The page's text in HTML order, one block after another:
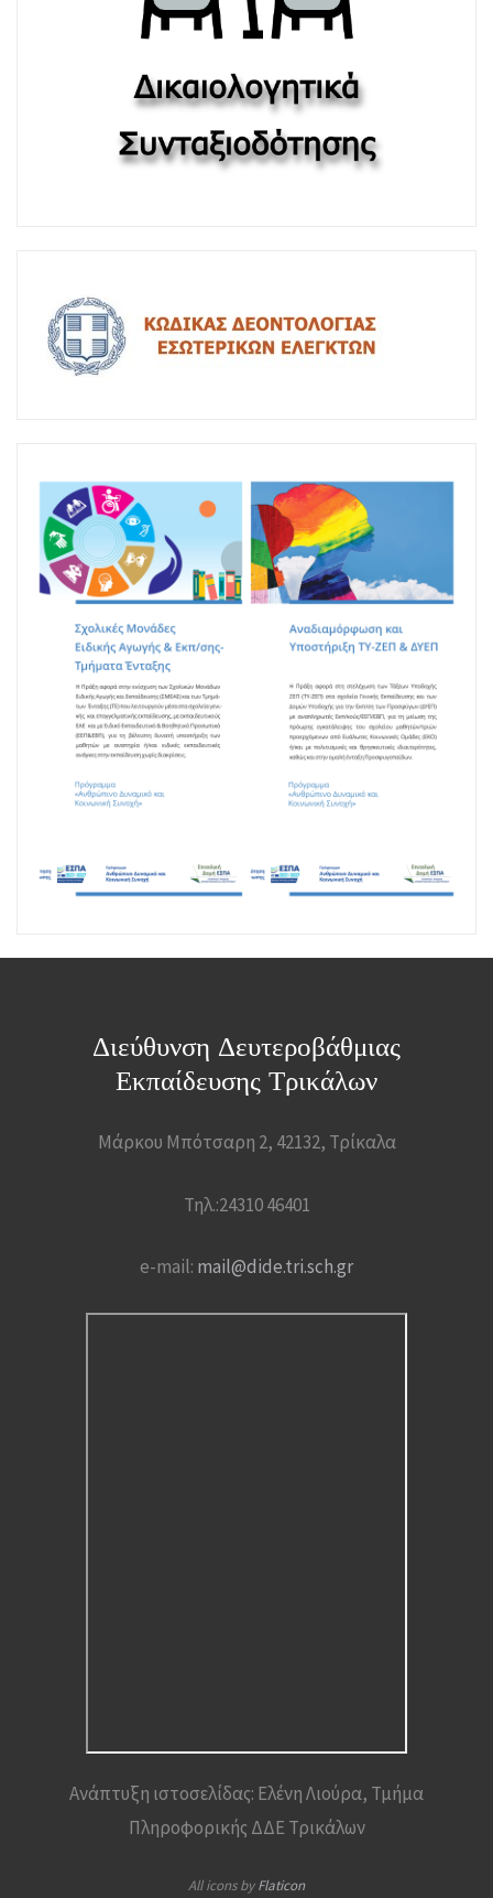
Διεύθυνση Δευτεροβάθμιας
Εκπαίδευσης Τρικάλων
Μάρκου Μπότσαρη 2, 42132, Τρίκαλα
Τηλ.:24310 46401
e-mail: mail@dide.tri.sch.gr
Ανάπτυξη ιστοσελίδας: Ελένη Λιούρα, Τμήμα
Πληροφορικής ΔΔΕ Τρικάλων
All icons byFlaticon